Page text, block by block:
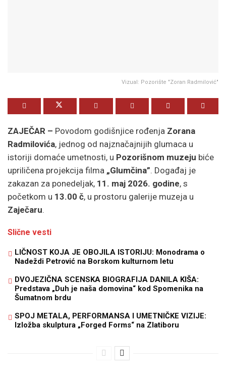
Vizual: Pozorište "Zoran Radmilović"
ZAJEČAR – Povodom godišnjice rođenja Zorana
Radmilovića, jednog od najznačajnijih glumaca u
istoriji domaće umetnosti, u Pozorišnom muzeju biće
upriličena projekcija filma „Glumčina”. Događaj je
zakazan za ponedeljak, 11. maj 2026. godine, s
početkom u 13.00 č, u prostoru galerije muzeja u
Zaječaru.
Slične vesti
LIČNOST KOJA JE OBOJILA ISTORIJU: Monodrama o
Nadeždi Petrović na Borskom kulturnom letu
DVOJEZIČNA SCENSKA BIOGRAFIJA DANILA KIŠA:
Predstava „Duh je naša domovina“ kod Spomenika na
Šumatnom brdu
SPOJ METALA, PERFORMANSA I UMETNIČKE VIZIJE:
Izložba skulptura „Forged Forms“ na Zlatiboru